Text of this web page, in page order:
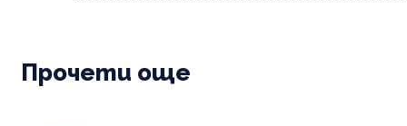
Прочети още